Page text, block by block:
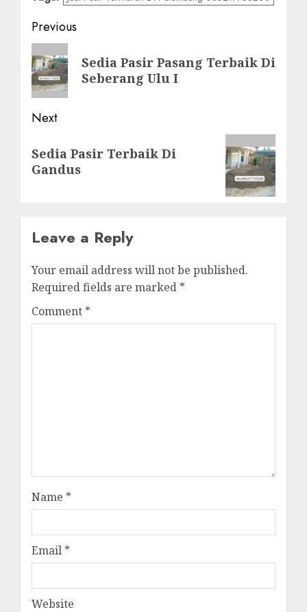
Post
navigation
Previous
Previous
post:
Sedia Pasir Pasang Terbaik Di
Seberang Ulu I
Next
post:
Sedia Pasir Terbaik Di
Gandus
Leave a Reply
Your email address will not be published.
Required fields are marked *
Comment *
Name *
Email *
Website